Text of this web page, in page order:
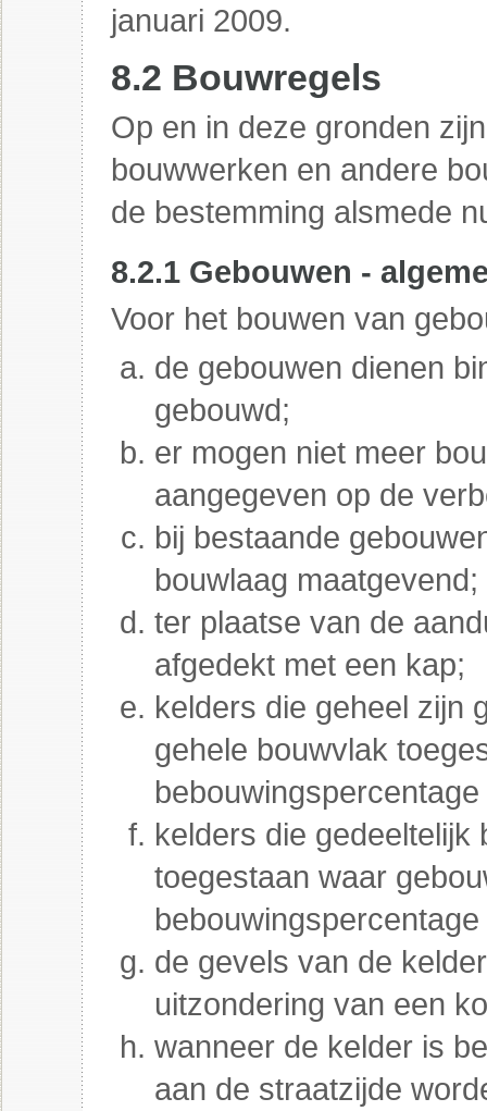
januari 2009.
8.2 Bouwregels
Op en in deze gronden
bouwwerken en andere
de bestemming alsmede
8.2.1 Gebouwen -
Voor het bouwen van
de gebouwen dienen
gebouwd;
er mogen niet meer
aangegeven op de
bij bestaande
bouwlaag maatgevend;
ter plaatse van de
afgedekt met een kap;
kelders die geheel zijn
gehele bouwvlak
kelders die gedeeltelijk
toegestaan waar
de gevels van de
uitzondering van een
wanneer de kelder is
aan de straatzijde